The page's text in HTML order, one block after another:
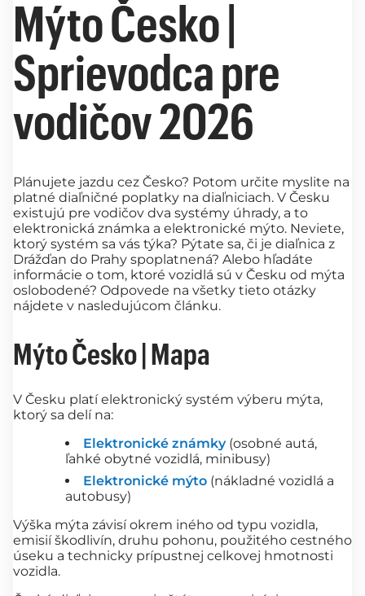
Mýto Česko |
Sprievodca pre
vodičov 2026
Plánujete jazdu cez Česko? Potom určite myslite na
platné diaľničné poplatky na diaľniciach. V Česku
existujú pre vodičov dva systémy úhrady, a to
elektronická známka a elektronické mýto. Neviete,
ktorý systém sa vás týka? Pýtate sa, či je diaľnica z
Drážďan do Prahy spoplatnená? Alebo hľadáte
informácie o tom, ktoré vozidlá sú v Česku od mýta
oslobodené? Odpovede na všetky tieto otázky
nájdete v nasledujúcom článku.
Mýto Česko | Mapa
V Česku platí elektronický systém výberu mýta,
ktorý sa delí na:
Elektronické známky(osobné autá,
ľahké obytné vozidlá, minibusy)
Elektronické mýto (nákladné vozidlá a
autobusy)
Výška mýta závisí okrem iného od typu vozidla,
emisií škodlivín, druhu pohonu, použitého cestného
úseku a technicky prípustnej celkovej hmotnosti
vozidla.